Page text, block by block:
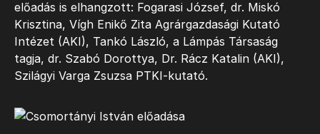
előadás is elhangzott: Fogarasi József, dr. Miskó
Krisztina, Vígh Enikő Zita Agrárgazdasági Kutató
Intézet (AKI), Tankó László, a Lámpás Társaság
tagja, dr. Szabó Dorottya, Dr. Rácz Katalin (AKI),
Szilágyi Varga Zsuzsa PTKI-kutató.